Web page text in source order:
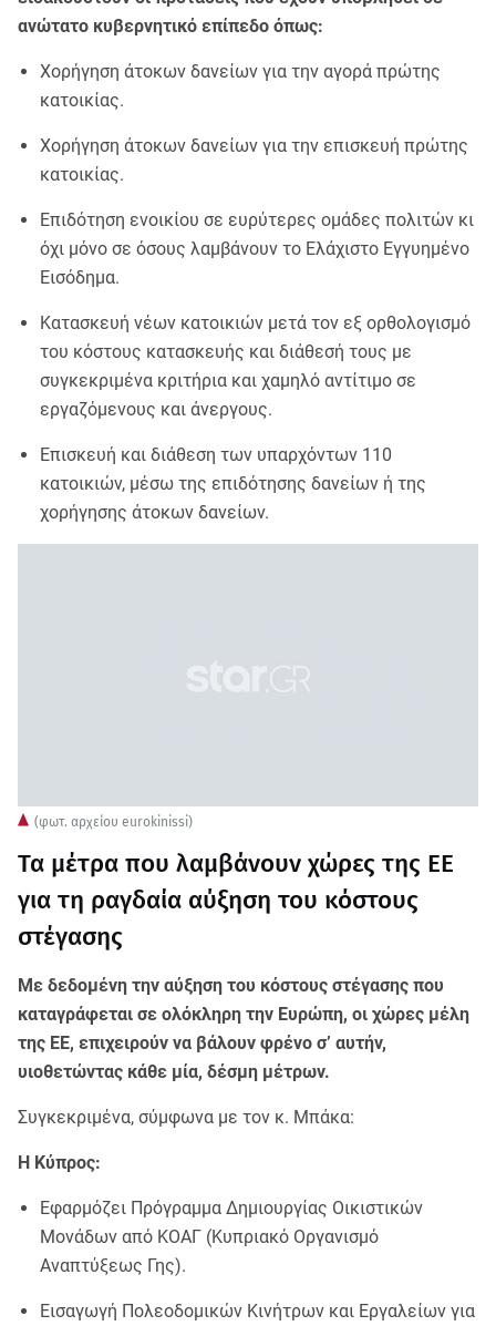
ανώτατο κυβερνητικό επίπεδο όπως:
Χορήγηση άτοκων δανείων για την αγορά πρώτης
κατοικίας.
Χορήγηση άτοκων δανείων για την επισκευή πρώτης
κατοικίας.
Επιδότηση ενοικίου σε ευρύτερες ομάδες πολιτών κι
όχι μόνο σε όσους λαμβάνουν το Ελάχιστο Εγγυημένο
Εισόδημα.
Κατασκευή νέων κατοικιών μετά τον εξ ορθολογισμό
του κόστους κατασκευής και διάθεσή τους με
συγκεκριμένα κριτήρια και χαμηλό αντίτιμο σε
εργαζόμενους και άνεργους.
Επισκευή και διάθεση των υπαρχόντων 110
κατοικιών, μέσω της επιδότησης δανείων ή της
χορήγησης άτοκων δανείων.
(φωτ. αρχείου eurokinissi)
Τα μέτρα που λαμβάνουν χώρες της ΕΕ
για τη ραγδαία αύξηση του κόστους
στέγασης
Με δεδομένη την αύξηση του κόστους στέγασης που
καταγράφεται σε ολόκληρη την Ευρώπη, οι χώρες μέλη
της ΕΕ, επιχειρούν να βάλουν φρένο σ’ αυτήν,
υιοθετώντας κάθε μία, δέσμη μέτρων.
Συγκεκριμένα, σύμφωνα με τον κ. Μπάκα:
Η Κύπρος:
Εφαρμόζει Πρόγραμμα Δημιουργίας Οικιστικών
Μονάδων από ΚΟΑΓ (Κυπριακό Οργανισμό
Αναπτύξεως Γης).
Εισαγωγή Πολεοδομικών Κινήτρων και Εργαλείων για